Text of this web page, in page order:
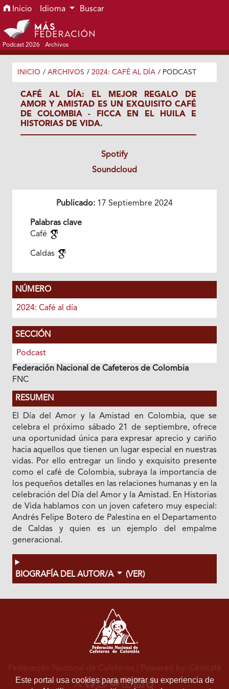
Ir al menú de navegación principal
Ir al contenido principal
Ir al pie de página del sitio
Inicio Idioma Buscar
Podcast 2026 Archivos
INICIO / ARCHIVOS / 2024: CAFÉ AL DÍA / PODCAST
CAFÉ AL DÍA: EL MEJOR REGALO DE
AMOR Y AMISTAD ES UN EXQUISITO CAFÉ
DE COLOMBIA - FICCA EN EL HUILA E
HISTORIAS DE VIDA.
Spotify
Soundcloud
Publicado: 17 Septiembre 2024
Palabras clave
Café
Caldas
NÚMERO
2024: Café al día
SECCIÓN
Podcast
Federación Nacional de Cafeteros de Colombia
FNC
RESUMEN
El Día del Amor y la Amistad en Colombia, que se
celebra el próximo sábado 21 de septiembre, ofrece
una oportunidad única para expresar aprecio y cariño
hacia aquellos que tienen un lugar especial en nuestras
vidas. Por ello entregar un lindo y exquisito presente
como el café de Colombia, subraya la importancia de
los pequeños detalles en las relaciones humanas y en la
celebración del Día del Amor y la Amistad. En Historias
de Vida hablamos con un joven cafetero muy especial:
Andrés Felipe Botero de Palestina en el Departamento
de Caldas y quien es un ejemplo del empalme
generacional.
BIOGRAFÍA DEL AUTOR/A (VER)
Este portal usa cookies para mejorar su experiencia de
Federación Nacional de Cafeteros | Powered by: Cenicafé